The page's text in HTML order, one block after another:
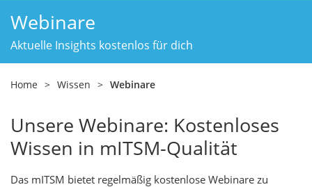
Webinare
Aktuelle Insights kostenlos für dich
Home > Wissen > Webinare
Unsere Webinare: Kostenloses
Wissen in mITSM-Qualität
Das mITSM bietet regelmäßig kostenlose Webinare zu